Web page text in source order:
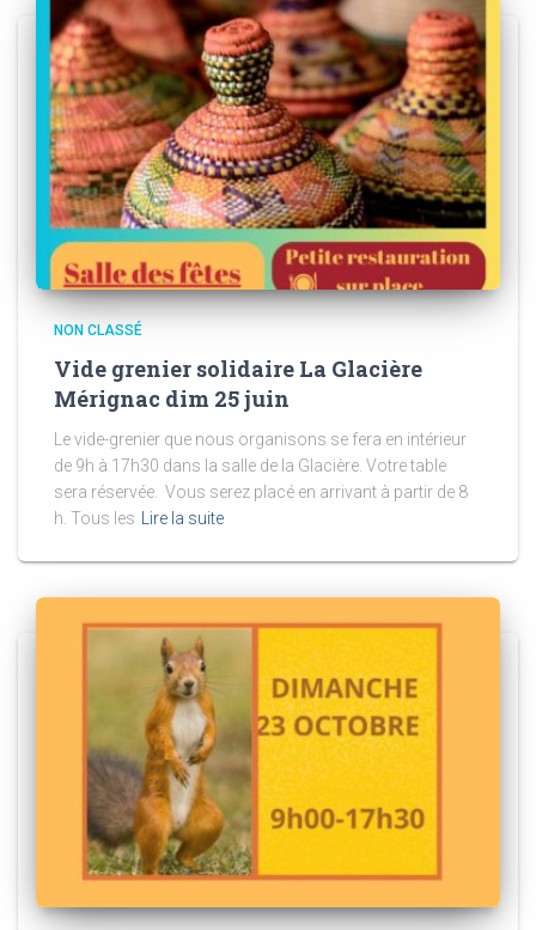
NON CLASSÉ
Vide grenier solidaire La Glacière
Mérignac dim 25 juin
Le vide-grenier que nous organisons se fera en intérieur
de 9h à 17h30 dans la salle de la Glacière. Votre table
sera réservée. Vous serez placé en arrivant à partir de 8
h. Tous les
Lire la suite